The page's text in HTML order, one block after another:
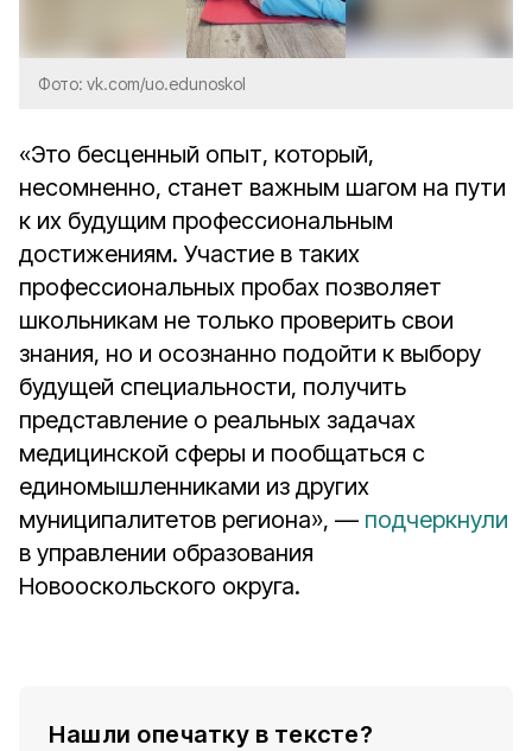
Фото: vk.com/uo.edunoskol
«Это бесценный опыт, который,
несомненно, станет важным шагом на пути
к их будущим профессиональным
достижениям. Участие в таких
профессиональных пробах позволяет
школьникам не только проверить свои
знания, но и осознанно подойти к выбору
будущей специальности, получить
представление о реальных задачах
медицинской сферы и пообщаться с
единомышленниками из других
муниципалитетов региона», — подчеркнули
в управлении образования
Новооскольского округа.
Нашли опечатку в тексте?